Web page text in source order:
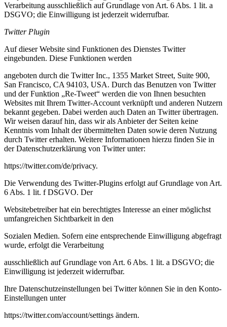
Verarbeitung ausschließlich auf Grundlage von Art. 6 Abs. 1 lit. a
DSGVO; die Einwilligung ist jederzeit widerrufbar.
Twitter Plugin
Auf dieser Website sind Funktionen des Dienstes Twitter
eingebunden. Diese Funktionen werden
angeboten durch die Twitter Inc., 1355 Market Street, Suite 900,
San Francisco, CA 94103, USA. Durch das Benutzen von Twitter
und der Funktion „Re-Tweet“ werden die von Ihnen besuchten
Websites mit Ihrem Twitter-Account verknüpft und anderen Nutzern
bekannt gegeben. Dabei werden auch Daten an Twitter übertragen.
Wir weisen darauf hin, dass wir als Anbieter der Seiten keine
Kenntnis vom Inhalt der übermittelten Daten sowie deren Nutzung
durch Twitter erhalten. Weitere Informationen hierzu finden Sie in
der Datenschutzerklärung von Twitter unter:
https://twitter.com/de/privacy.
Die Verwendung des Twitter-Plugins erfolgt auf Grundlage von Art.
6 Abs. 1 lit. f DSGVO. Der
Websitebetreiber hat ein berechtigtes Interesse an einer möglichst
umfangreichen Sichtbarkeit in den
Sozialen Medien. Sofern eine entsprechende Einwilligung abgefragt
wurde, erfolgt die Verarbeitung
ausschließlich auf Grundlage von Art. 6 Abs. 1 lit. a DSGVO; die
Einwilligung ist jederzeit widerrufbar.
Ihre Datenschutzeinstellungen bei Twitter können Sie in den Konto-
Einstellungen unter
https://twitter.com/account/settings ändern.